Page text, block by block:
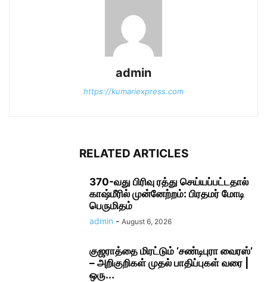
admin
https://kumariexpress.com
RELATED ARTICLES
370-வது பிரிவு ரத்து செய்யப்பட்டதால்
காஷ்மீரில் முன்னேற்றம்: பிரதமர் மோடி
பெருமிதம்
admin - August 6, 2026
குஜராத்தை மிரட்டும் ‘சண்டிபுரா வைரஸ்’
– அறிகுறிகள் முதல் பாதிப்புகள் வரை |
ஒரு...